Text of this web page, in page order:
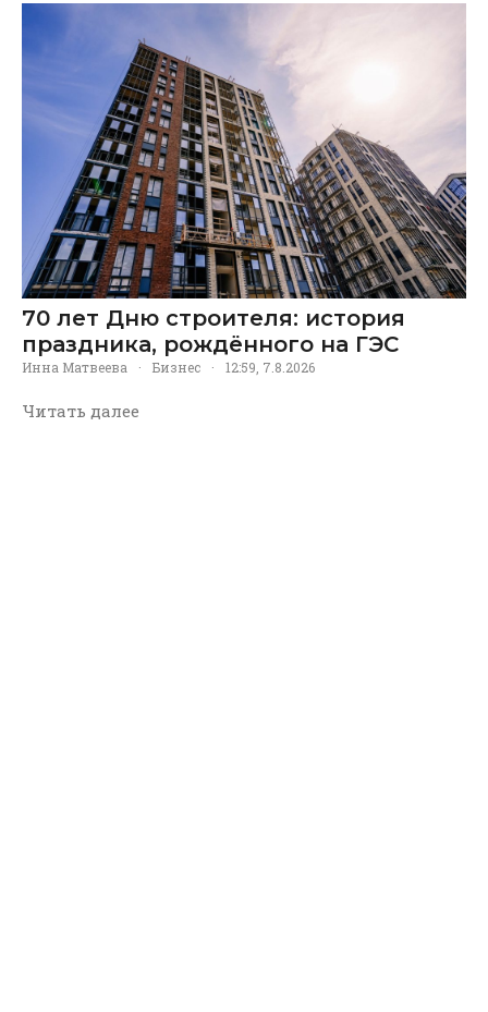
70 лет Дню строителя: история
праздника, рождённого на ГЭС
Инна Матвеева · Бизнес · 12:59, 7.8.2026
Читать далее